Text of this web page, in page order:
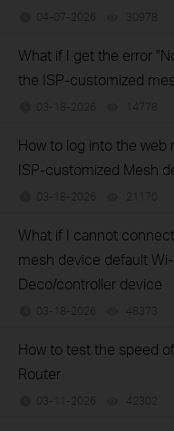
04-07-2026 30978
What if I get the error
the ISP-customized
03-18-2026 14778
How to log into the
ISP-customized Mesh
03-18-2026 21170
What if I cannot
mesh device default
Deco/controller device
03-18-2026 48373
How to test the speed
Router
03-11-2026 42302